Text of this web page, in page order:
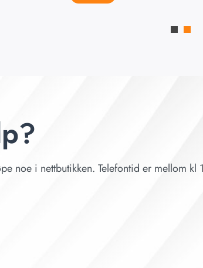
noe i nettbutikken. Telefontid er mellom kl